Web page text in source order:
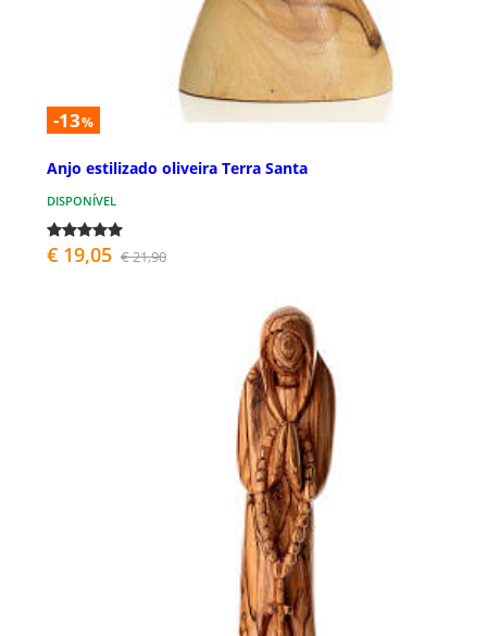
-13%
Anjo estilizado oliveira Terra Santa
DISPONÍVEL
€ 19,05 € 21,90